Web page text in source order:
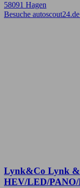
58091 Hagen
Besuche autoscout24.de
Lynk&Co Lynk &
HEV/LED/